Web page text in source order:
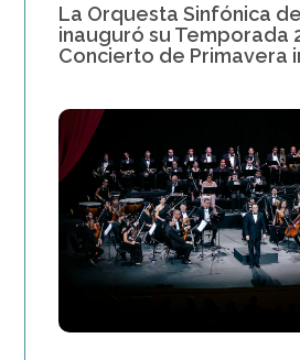
La Orquesta Sinfónica
inauguró su Temporada
Concierto de Primavera